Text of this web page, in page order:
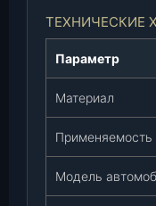
7
)
ТЕХНИЧЕСКИЕ
Параметр
Материал
Применяемость
Модель